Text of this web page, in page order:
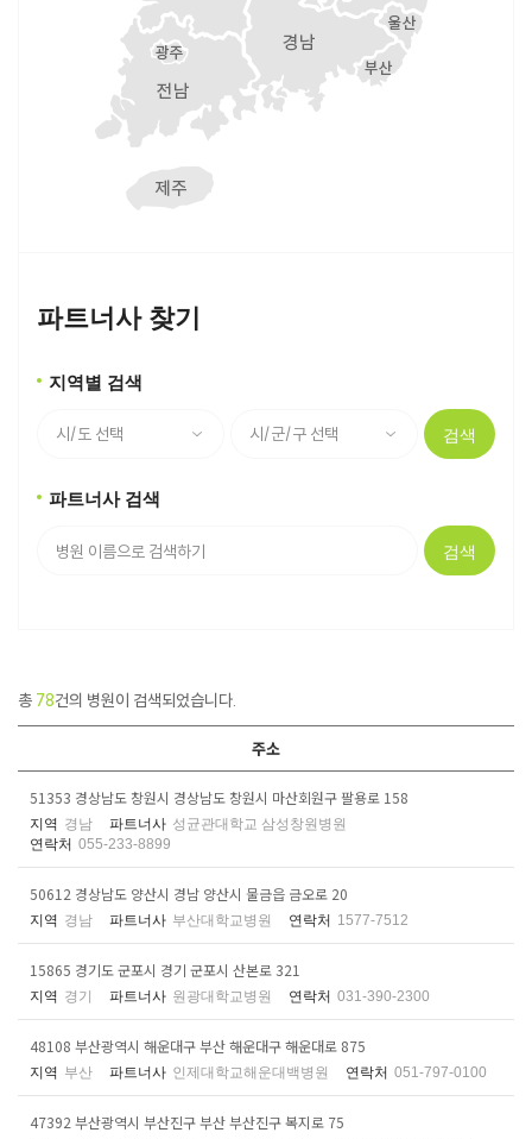
파트너사 찾기
지역별 검색
검색
파트너사 검색
검색
총 78건의 병원이 검색되었습니다.
주소
51353 경상남도 창원시 경상남도 창원시 마산회원구 팔용로 158
지역 경남 파트너사 성균관대학교 삼성창원병원
연락처 055-233-8899
50612 경상남도 양산시 경남 양산시 물금읍 금오로 20
지역 경남 파트너사 부산대학교병원 연락처 1577-7512
15865 경기도 군포시 경기 군포시 산본로 321
지역 경기 파트너사 원광대학교병원 연락처 031-390-2300
48108 부산광역시 해운대구 부산 해운대구 해운대로 875
지역 부산 파트너사 인제대학교해운대백병원 연락처 051-797-0100
47392 부산광역시 부산진구 부산 부산진구 복지로 75